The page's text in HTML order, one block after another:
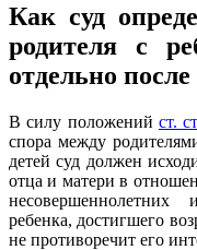
Как суд
родителя с
отдельно после
В силу положений ст.
спора между
детей суд должен
отца и матери в
несовершеннолетних
ребенка, достигшего
не противоречит его